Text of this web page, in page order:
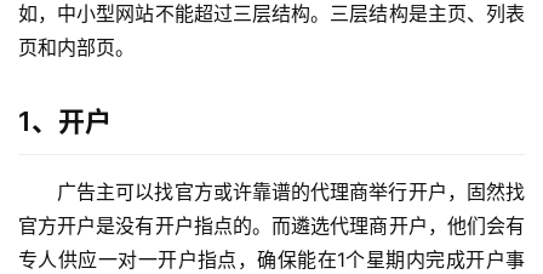
如，中小型网站不能超过三层结构。三层结构是主页、列表
页和内部页。
1、开户
广告主可以找官方或许靠谱的代理商举行开户，固然找
官方开户是没有开户指点的。而遴选代理商开户，他们会有
专人供应一对一开户指点，确保能在1个星期内完成开户事